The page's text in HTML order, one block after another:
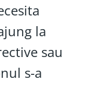
la
sau
s-a